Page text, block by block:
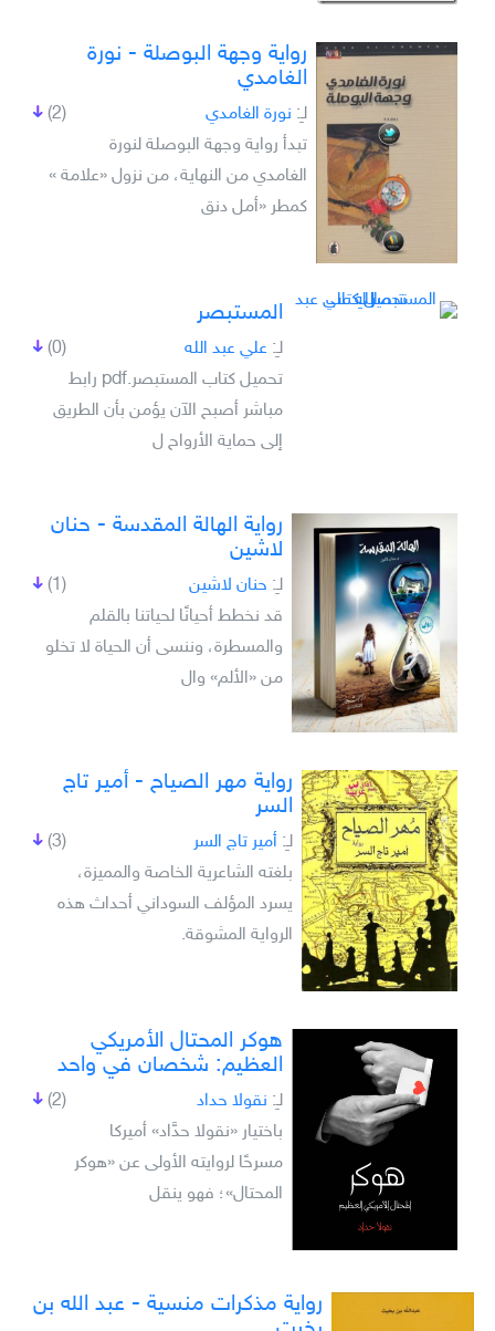
رواية وجهة البوصلة - نورة
الغامدي
(2) لـِ: نورة الغامدي
تبدأ رواية وجهة البوصلة لنورة
الغامدي من النهاية، من نزول «علامة »
كمطر «أمل دنق
المستبصر
(0) لـِ: علي عبد الله
تحميل كتاب المستبصر.pdf رابط
مباشر أصبح الآن يؤمن بأن الطريق
إلى حماية الأرواح ل
رواية الهالة المقدسة - حنان
لاشين
(1) لـِ: حنان لاشين
قد نخطط أحيانًا لحياتنا بالقلم
والمسطرة، وننسى أن الحياة لا تخلو
من «الألم» وال
رواية مهر الصياح - أمير تاج
السر
(3) لـِ:أمير تاج السر
بلغته الشاعرية الخاصة والمميزة،
يسرد المؤلف السوداني أحداث هذه
الرواية المشوقة.
هوكر المحتال الأمريكي
العظيم: شخصان في واحد
(2) لـِ: نقولا حداد
باختيار «نقولا حدَّاد» أميركا
مسرحًا لروايته الأولى عن «هوكر
المحتال»؛ فهو ينقل
رواية مذكرات منسية - عبد الله بن